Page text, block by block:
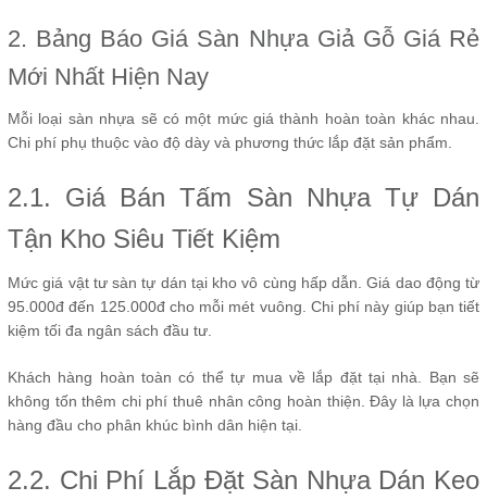
2. Bảng Báo Giá Sàn Nhựa Giả Gỗ Giá Rẻ
Mới Nhất Hiện Nay
Mỗi loại sàn nhựa sẽ có một mức giá thành hoàn toàn khác nhau.
Chi phí phụ thuộc vào độ dày và phương thức lắp đặt sản phẩm.
2.1. Giá Bán Tấm Sàn Nhựa Tự Dán
Tận Kho Siêu Tiết Kiệm
Mức giá vật tư sàn tự dán tại kho vô cùng hấp dẫn. Giá dao động từ
95.000đ đến 125.000đ cho mỗi mét vuông. Chi phí này giúp bạn tiết
kiệm tối đa ngân sách đầu tư.
Khách hàng hoàn toàn có thể tự mua về lắp đặt tại nhà. Bạn sẽ
không tốn thêm chi phí thuê nhân công hoàn thiện. Đây là lựa chọn
hàng đầu cho phân khúc bình dân hiện tại.
2.2. Chi Phí Lắp Đặt Sàn Nhựa Dán Keo